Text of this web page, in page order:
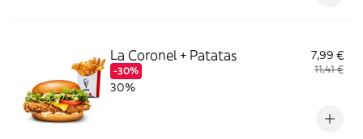
La Coronel + Patatas
-30%
7,99 €
11,41 €
30%